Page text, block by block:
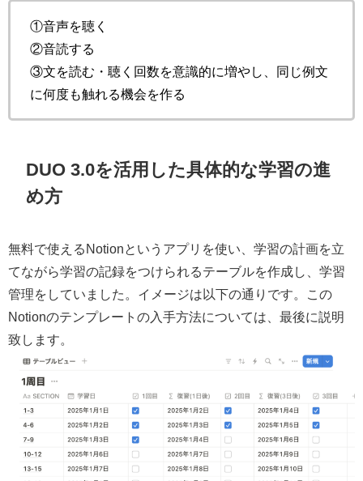
①音声を聴く
②音読する
③文を読む・聴く回数を意識的に増やし、同じ例文
に何度も触れる機会を作る
DUO 3.0を活用した具体的な学習の進
め方
無料で使えるNotionというアプリを使い、学習の計画を立
てながら学習の記録をつけられるテーブルを作成し、学習
管理をしていました。イメージは以下の通りです。この
Notionのテンプレートの入手方法については、最後に説明
致します。